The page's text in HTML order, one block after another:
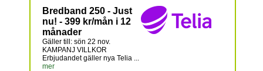
Bredband 250 - Just
nu! - 399 kr/mån i 12
månader
Gäller till: sön 22 nov.
KAMPANJ VILLKOR
Erbjudandet gäller nya Telia ...
mer